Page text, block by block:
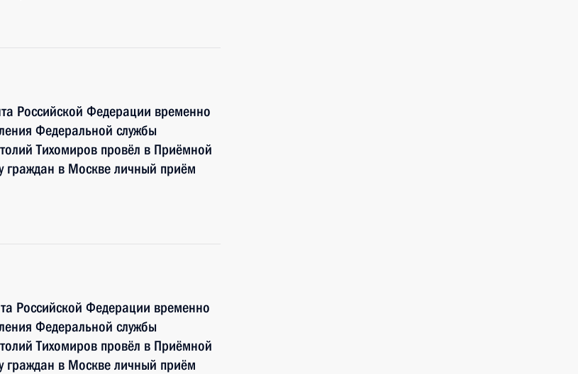
Российской Федерации временно
Федеральной службы
Тихомиров провёл в Приёмной
граждан в Москве личный приём
Российской Федерации временно
Федеральной службы
Тихомиров провёл в Приёмной
граждан в Москве личный приём